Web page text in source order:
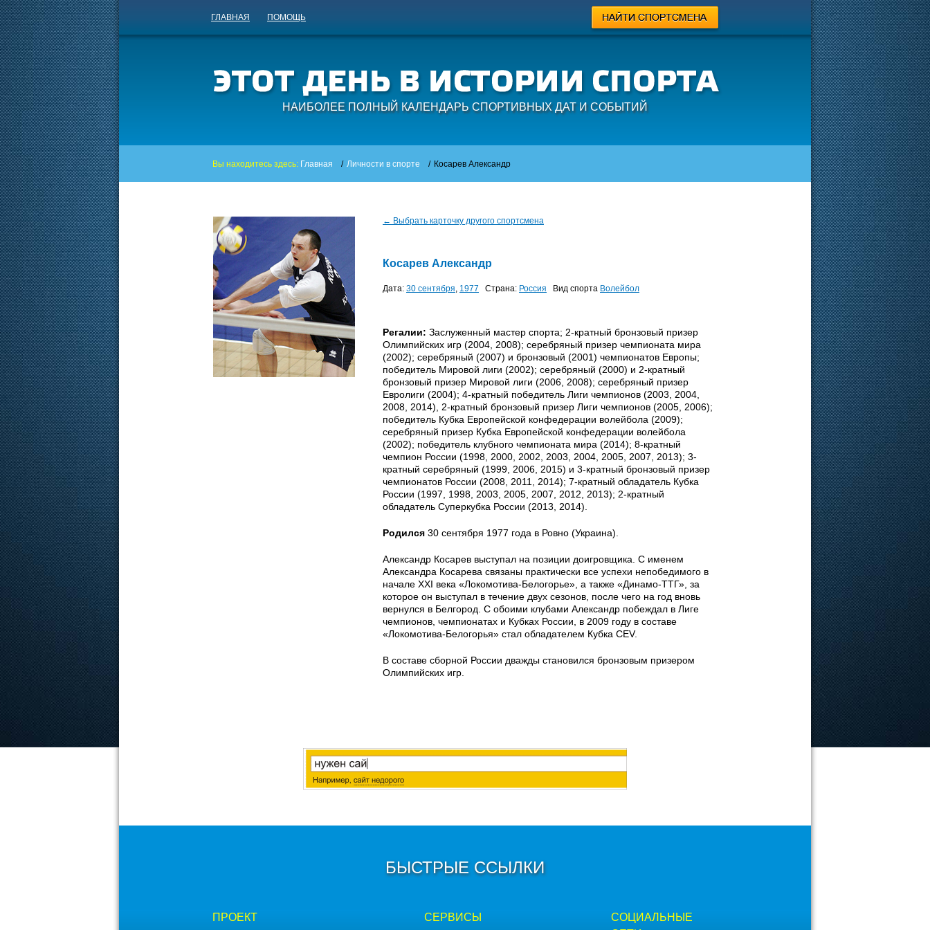
ГЛАВНАЯ ПОМОЩЬ
НАИБОЛЕЕ ПОЛНЫЙ КАЛЕНДАРЬ СПОРТИВНЫХ ДАТ И СОБЫТИЙ
Вы находитесь здесь: Главная / Личности в спорте / Косарев Александр
← Выбрать карточку другого спортсмена
Косарев Александр
Дата: 30 сентября, 1977 Страна: Россия Вид спорта Волейбол
Регалии: Заслуженный мастер спорта; 2-кратный бронзовый призер
Олимпийских игр (2004, 2008); серебряный призер чемпионата мира
(2002); серебряный (2007) и бронзовый (2001) чемпионатов Европы;
победитель Мировой лиги (2002); серебряный (2000) и 2-кратный
бронзовый призер Мировой лиги (2006, 2008); серебряный призер
Евролиги (2004); 4-кратный победитель Лиги чемпионов (2003, 2004,
2008, 2014), 2-кратный бронзовый призер Лиги чемпионов (2005, 2006);
победитель Кубка Европейской конфедерации волейбола (2009);
серебряный призер Кубка Европейской конфедерации волейбола
(2002); победитель клубного чемпионата мира (2014); 8-кратный
чемпион России (1998, 2000, 2002, 2003, 2004, 2005, 2007, 2013); 3-
кратный серебряный (1999, 2006, 2015) и 3-кратный бронзовый призер
чемпионатов России (2008, 2011, 2014); 7-кратный обладатель Кубка
России (1997, 1998, 2003, 2005, 2007, 2012, 2013); 2-кратный
обладатель Суперкубка России (2013, 2014).
Родился 30 сентября 1977 года в Ровно (Украина).
Александр Косарев выступал на позиции доигровщика. С именем
Александра Косарева связаны практически все успехи непобедимого в
начале XXI века «Локомотива-Белогорье», а также «Динамо-ТТГ», за
которое он выступал в течение двух сезонов, после чего на год вновь
вернулся в Белгород. С обоими клубами Александр побеждал в Лиге
чемпионов, чемпионатах и Кубках России, в 2009 году в составе
«Локомотива-Белогорья» стал обладателем Кубка CEV.
В составе сборной России дважды становился бронзовым призером
Олимпийских игр.
БЫСТРЫЕ ССЫЛКИ
ПРОЕКТ СЕРВИСЫ
СОЦИАЛЬНЫЕ